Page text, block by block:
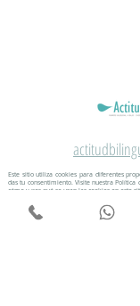
Este sitio utiliza cookies para diferentes
das tu consentimiento. Visite nuestra
cómo y por qué se usan las cookies en este
987 07 66 07 616452245